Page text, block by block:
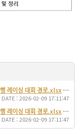
대회 경로.xlsx
DATE : 2026-02-09 17:11:47
대회 경로.xlsx
DATE : 2026-02-09 17:11:47